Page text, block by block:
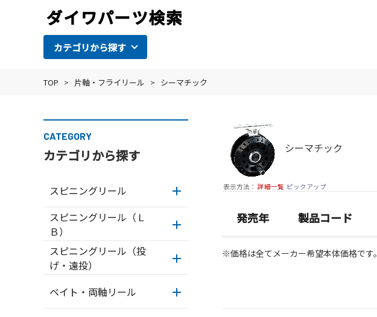
カテゴリから探す
TOP > 片軸・フライリール > シーマチック
CATEGORY
カテゴリから探す
スピニングリール
スピニングリール（Ｌ
Ｂ）
スピニングリール（投
げ・遠投）
ベイト・両軸リール
シーマチック
表示方法： 詳細一覧 ピックアップ
発売年 製品コード
※価格は全てメーカー希望本体価格です。